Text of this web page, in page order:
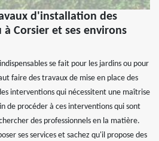
d'installation des
Corsier et ses environs
se fait pour les jardins ou pour
faire des travaux de mise en place des
interventions qui nécessitent une maîtrise
de procéder à ces interventions qui sont
des professionnels en la matière.
ses services et sachez qu'il propose des